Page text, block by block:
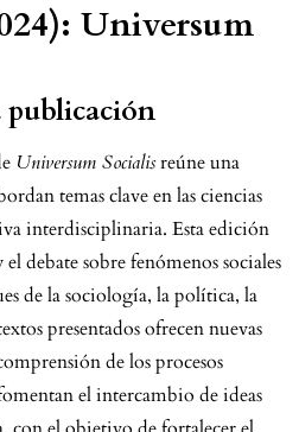
Universum
publicación
Universum Socialisreúne una
temas clave en las ciencias
interdisciplinaria. Esta edición
debate sobre fenómenos sociales
de la sociología, la política, la
presentados ofrecen nuevas
de los procesos
el intercambio de ideas